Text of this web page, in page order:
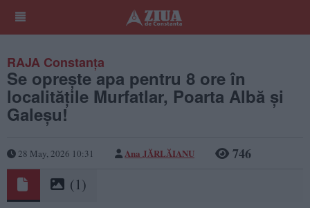
RAJA Constanța
Se oprește apa pentru 8 ore în
localitățile Murfatlar, Poarta Albă și
Galeșu!
28 May, 2026 10:31 Ana JĂRLĂIANU 746
(1)